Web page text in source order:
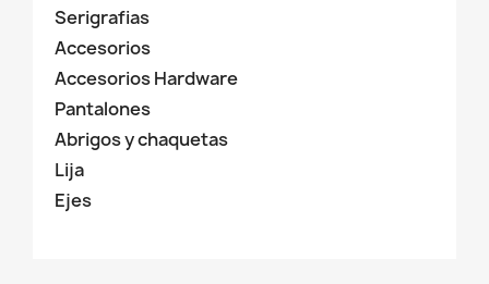
Serigrafias
Accesorios
Accesorios Hardware
Pantalones
Abrigos y chaquetas
Lija
Ejes